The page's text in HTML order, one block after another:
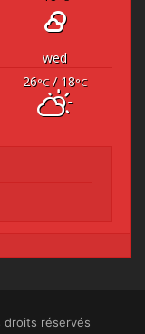
wed
26°C/ 18°C
droits réservés